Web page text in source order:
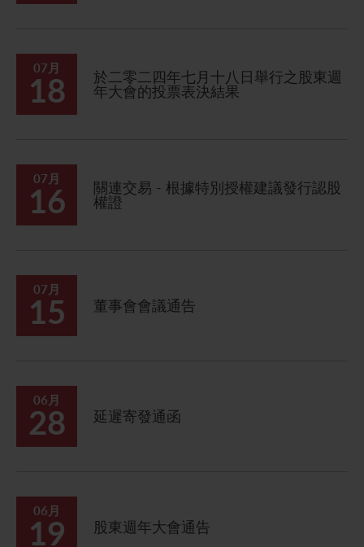
07月
18
於二零二四年七月十八日舉行之股東週
年大會的投票表決結果
07月
16
關連交易 - 根據特別授權建議發行認股
權證
07月
15 董事會會議通告
06月
28 延遲寄發通函
06月
19 股東週年大會通告